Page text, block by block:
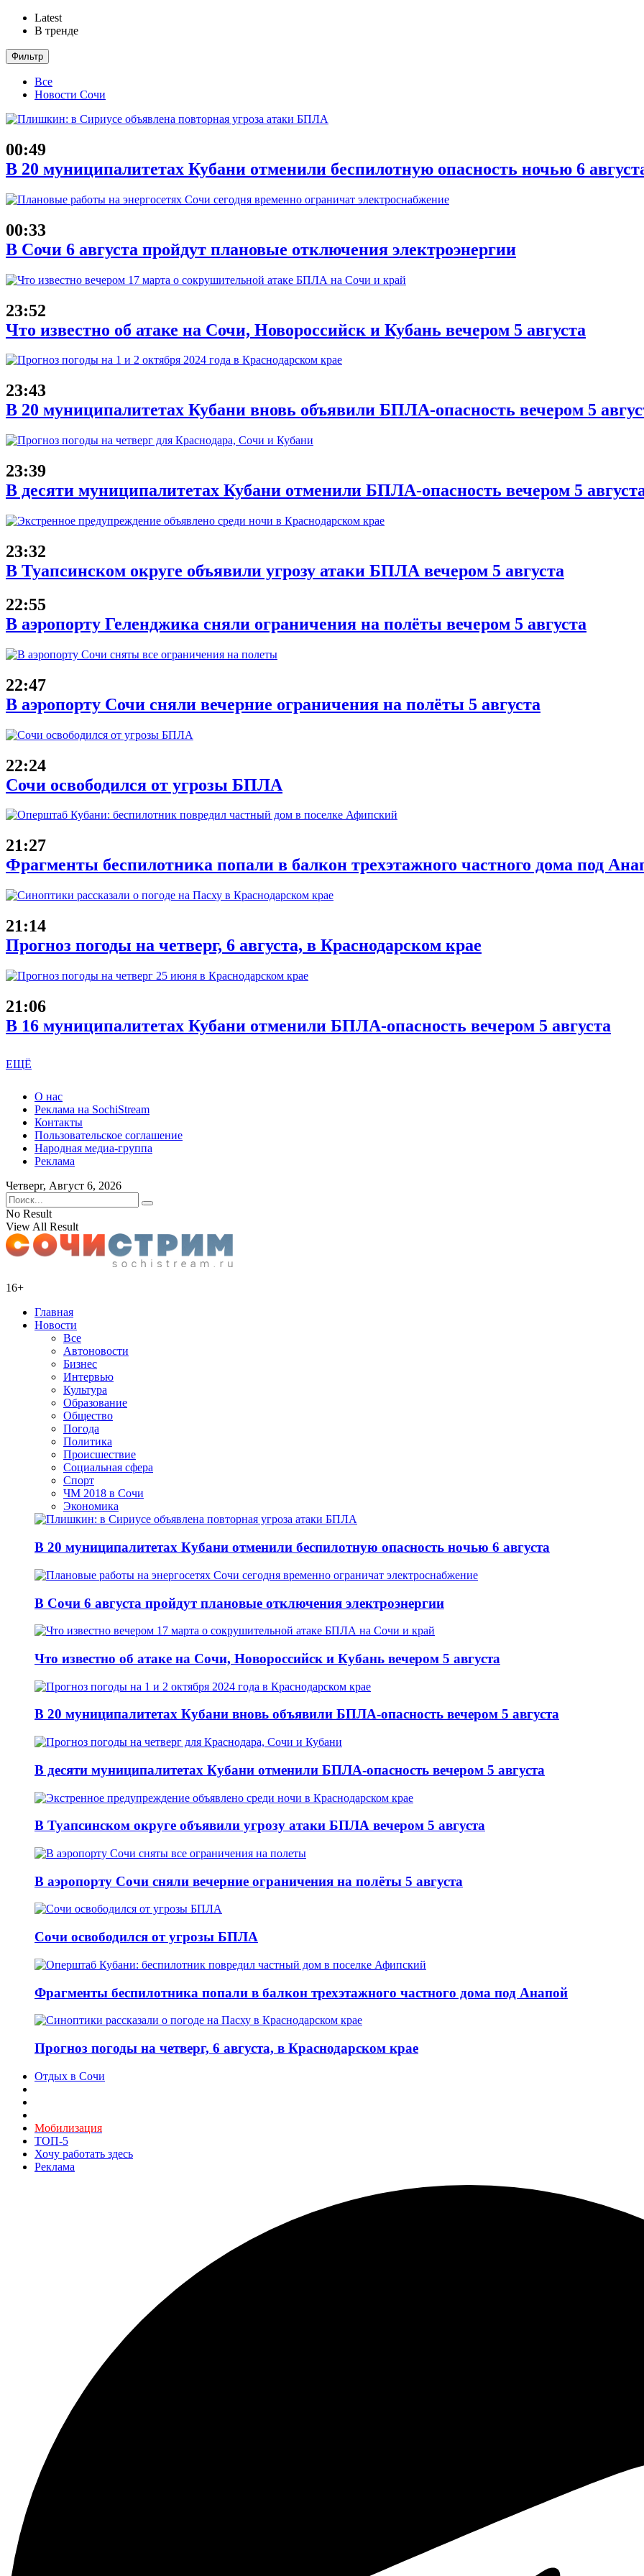
Latest
В тренде
Фильтр
Все
Новости Сочи
00:49
В 20 муниципалитетах Кубани отменили беспилотную опасность ночью 6
00:33
В Сочи 6 августа пройдут плановые отключения электроэнергии
23:52
Что известно об атаке на Сочи, Новороссийск и Кубань вечером 5 августа
23:43
В 20 муниципалитетах Кубани вновь объявили БПЛА-опасность вечером 5
23:39
В десяти муниципалитетах Кубани отменили БПЛА-опасность вечером 5
23:32
В Туапсинском округе объявили угрозу атаки БПЛА вечером 5 августа
22:55
В аэропорту Геленджика сняли ограничения на полёты вечером 5 августа
22:47
В аэропорту Сочи сняли вечерние ограничения на полёты 5 августа
22:24
Сочи освободился от угрозы БПЛА
21:27
Фрагменты беспилотника попали в балкон трехэтажного частного дома под
21:14
Прогноз погоды на четверг, 6 августа, в Краснодарском крае
21:06
В 16 муниципалитетах Кубани отменили БПЛА-опасность вечером 5 августа
ЕЩЁ
О нас
Реклама на SochiStream
Контакты
Пользовательское соглашение
Народная медиа-группа
Реклама
Четверг, Август 6, 2026
No Result
View All Result
16+
Главная
Новости
Все
Автоновости
Бизнес
Интервью
Культура
Образование
Общество
Погода
Политика
Происшествие
Социальная сфера
Спорт
ЧМ 2018 в Сочи
Экономика
В 20 муниципалитетах Кубани отменили беспилотную опасность ночью 6 августа
В Сочи 6 августа пройдут плановые отключения электроэнергии
Что известно об атаке на Сочи, Новороссийск и Кубань вечером 5 августа
В 20 муниципалитетах Кубани вновь объявили БПЛА-опасность вечером 5 августа
В десяти муниципалитетах Кубани отменили БПЛА-опасность вечером 5 августа
В Туапсинском округе объявили угрозу атаки БПЛА вечером 5 августа
В аэропорту Сочи сняли вечерние ограничения на полёты 5 августа
Сочи освободился от угрозы БПЛА
Фрагменты беспилотника попали в балкон трехэтажного частного дома под Анапой
Прогноз погоды на четверг, 6 августа, в Краснодарском крае
Отдых в Сочи
Мобилизация
ТОП-5
Хочу работать здесь
Реклама